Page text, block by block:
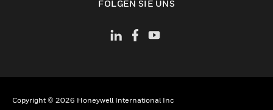
FOLGEN SIE UNS
Copyright © 2026 Honeywell International Inc